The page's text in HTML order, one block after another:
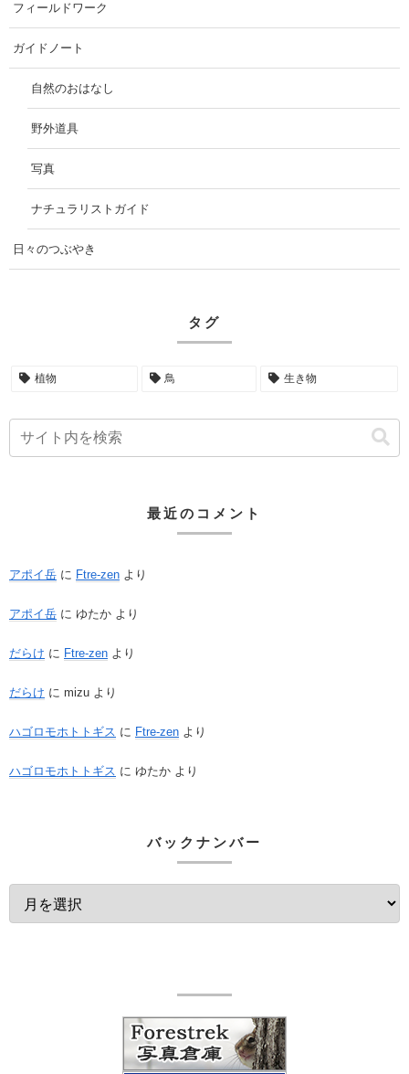
フィールドワーク
ガイドノート
自然のおはなし
野外道具
写真
ナチュラリストガイド
日々のつぶやき
タグ
植物 鳥 生き物
最近のコメント
アポイ岳 に Ftre-zen より
アポイ岳 に ゆたか より
だらけ に Ftre-zen より
だらけ に mizu より
ハゴロモホトトギス に Ftre-zen より
ハゴロモホトトギス に ゆたか より
バックナンバー